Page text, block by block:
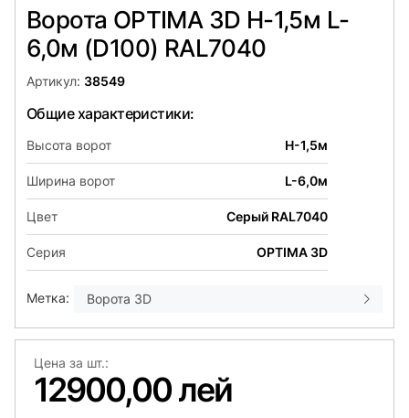
Ворота OPTIMA 3D H-1,5м L-
6,0м (D100) RAL7040
Артикул: 38549
Общие характеристики:
Высота ворот H-1,5м
Ширина ворот L-6,0м
Цвет Серый RAL7040
Серия OPTIMA 3D
Метка: Ворота 3D
Цена за шт.:
12900,00 лей